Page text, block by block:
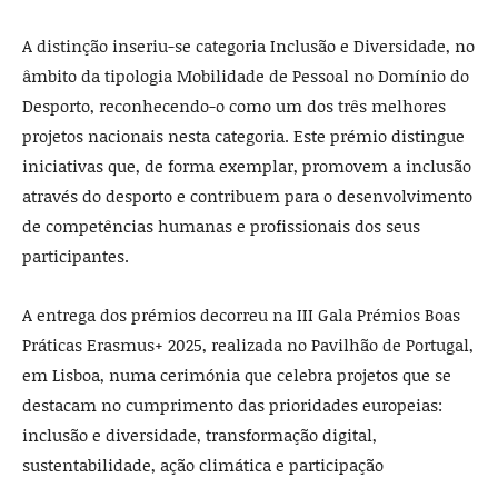
A distinção inseriu-se categoria Inclusão e Diversidade, no
âmbito da tipologia Mobilidade de Pessoal no Domínio do
Desporto, reconhecendo-o como um dos três melhores
projetos nacionais nesta categoria. Este prémio distingue
iniciativas que, de forma exemplar, promovem a inclusão
através do desporto e contribuem para o desenvolvimento
de competências humanas e profissionais dos seus
participantes.
A entrega dos prémios decorreu na III Gala Prémios Boas
Práticas Erasmus+ 2025, realizada no Pavilhão de Portugal,
em Lisboa, numa cerimónia que celebra projetos que se
destacam no cumprimento das prioridades europeias:
inclusão e diversidade, transformação digital,
sustentabilidade, ação climática e participação